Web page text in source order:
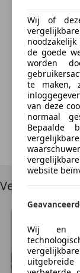
Staat
Aantal
Financiële
BTW/marge:
Garantie
BOVAG 40-
Fabrikant: B &
Aanvullende
We're
Vergelijkbare
Wij of
de goede
worden
te maken,
van deze
normaal
Bepaalde
website
Wij en